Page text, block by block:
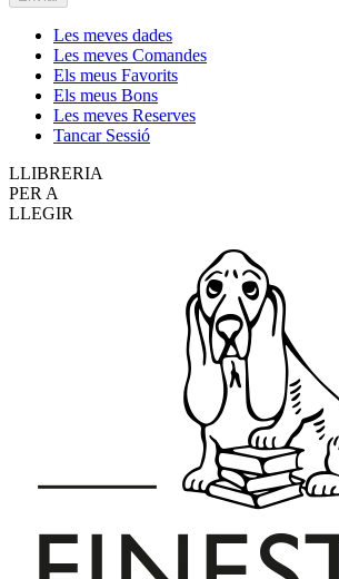
Les meves dades
Les meves Comandes
Els meus Favorits
Els meus Bons
Les meves Reserves
Tancar Sessió
LLIBRERIA
PER A
LLEGIR